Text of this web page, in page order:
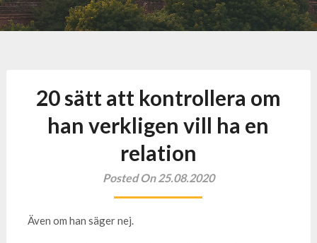
20 sätt att kontrollera om
han verkligen vill ha en
relation
Posted On 25.08.2020
Även om han säger nej.